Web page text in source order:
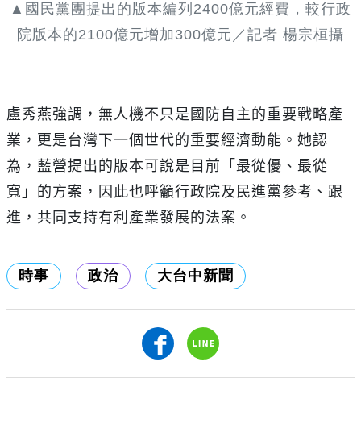
▲國民黨團提出的版本編列 2400億元經費，較行政
院版本的2100億元增加 300億元／記者 楊宗桓攝
盧秀燕強調，無人機不只是國防自主的重要戰略產
業，更是台灣下一個世代的重要經濟動能。她認
為，藍營提出的版本可說是目前「最從優、最從
寬」的方案，因此也呼籲行政院及民進黨參考、跟
進，共同支持有利產業發展的法案。
時事 政治 大台中新聞